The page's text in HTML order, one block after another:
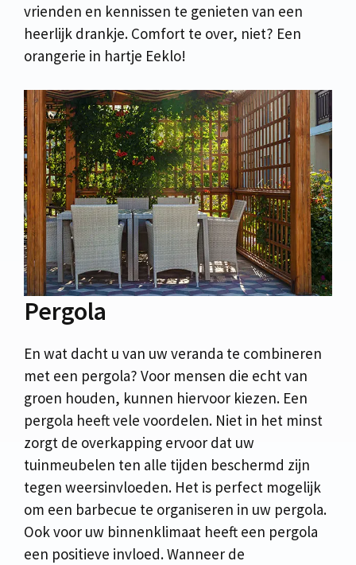
vrienden en kennissen te genieten van een
heerlijk drankje. Comfort te over, niet? Een
orangerie in hartje Eeklo!
Pergola
En wat dacht u van uw veranda te combineren
met een pergola? Voor mensen die echt van
groen houden, kunnen hiervoor kiezen. Een
pergola heeft vele voordelen. Niet in het minst
zorgt de overkapping ervoor dat uw
tuinmeubelen ten alle tijden beschermd zijn
tegen weersinvloeden. Het is perfect mogelijk
om een barbecue te organiseren in uw pergola.
Ook voor uw binnenklimaat heeft een pergola
een positieve invloed. Wanneer de